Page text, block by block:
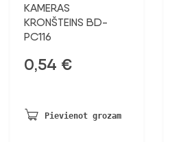
KAMERAS
KRONŠTEINS BD-
PC116
0,54 €
Pievienot grozam